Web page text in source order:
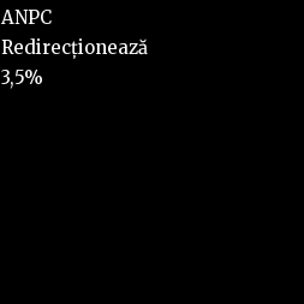
ANPC
Redirecționează
3,5%